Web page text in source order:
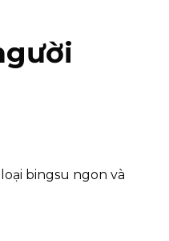
bingsu ngon và